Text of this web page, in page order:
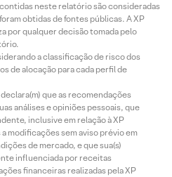
neste relatório são consideradas
obtidas de fontes públicas. A XP
por qualquer decisão tomada pelo
a classificação de risco dos
de alocação para cada perfil de
que as recomendações
análises e opiniões pessoais, que
inclusive em relação à XP
modificações sem aviso prévio em
de mercado, e que sua(s)
influenciada por receitas
financeiras realizadas pela XP